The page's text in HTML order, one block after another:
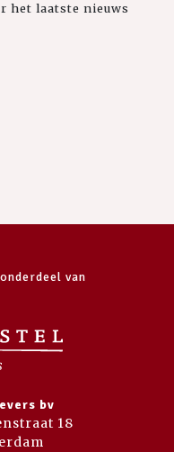
het laatste nieuws
van
bv
18